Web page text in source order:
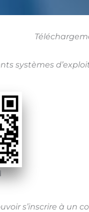
systèmes
s’inscrire à un